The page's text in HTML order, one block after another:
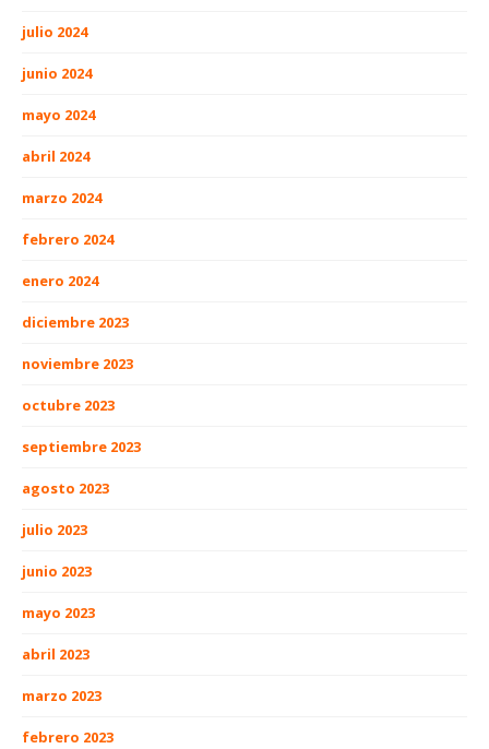
julio 2024
junio 2024
mayo 2024
abril 2024
marzo 2024
febrero 2024
enero 2024
diciembre 2023
noviembre 2023
octubre 2023
septiembre 2023
agosto 2023
julio 2023
junio 2023
mayo 2023
abril 2023
marzo 2023
febrero 2023